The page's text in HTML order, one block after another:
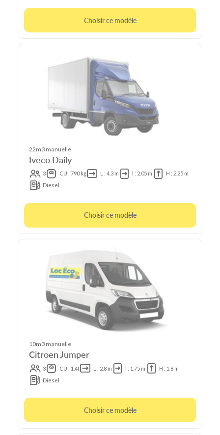
Choisir ce modèle
22m3 manuelle
Iveco Daily
3 CU : 790 kg L : 4.3 m l : 2.05 m
H : 2.25 m
Diesel
Choisir ce modèle
10m3 manuelle
Citroen Jumper
3 CU : 1.4t L : 2.8 m l : 1.75 m
H : 1.8 m
Diesel
Choisir ce modèle